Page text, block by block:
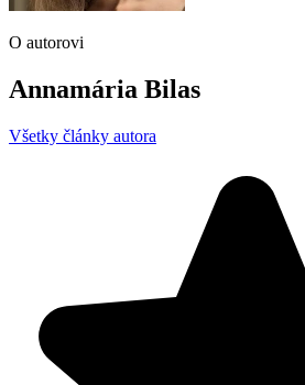
O autorovi
Annamária Bilas
Všetky články autora